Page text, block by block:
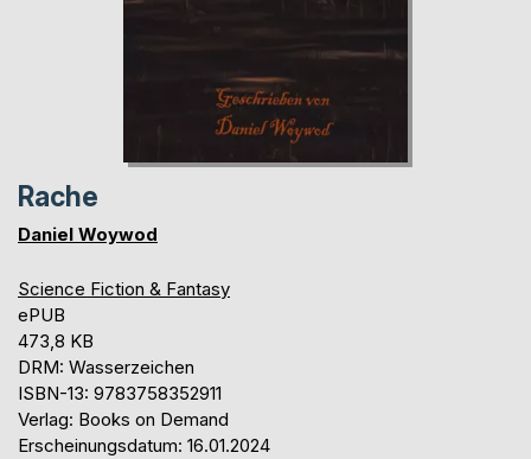
Rache
Daniel Woywod
Science Fiction & Fantasy
ePUB
473,8 KB
DRM: Wasserzeichen
ISBN-13: 9783758352911
Verlag: Books on Demand
Erscheinungsdatum: 16.01.2024